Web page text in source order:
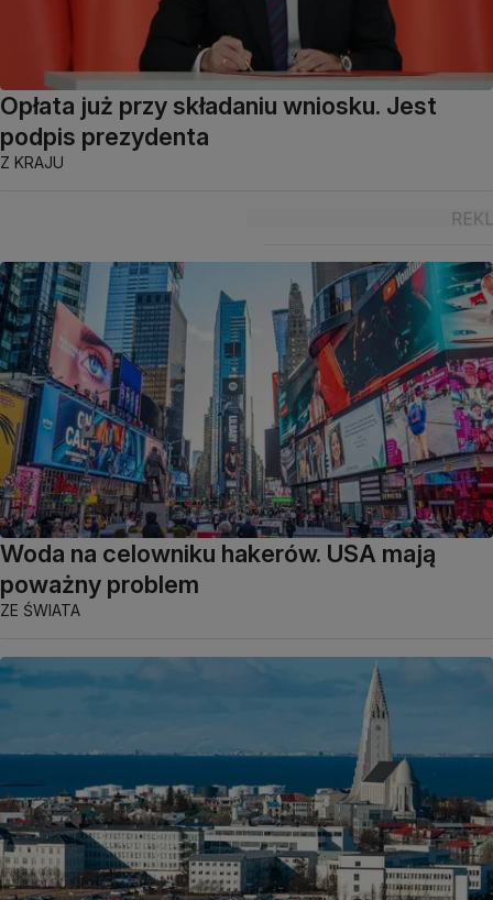
Opłata już przy składaniu wniosku. Jest
podpis prezydenta
Z KRAJU
Woda na celowniku hakerów. USA mają
poważny problem
ZE ŚWIATA